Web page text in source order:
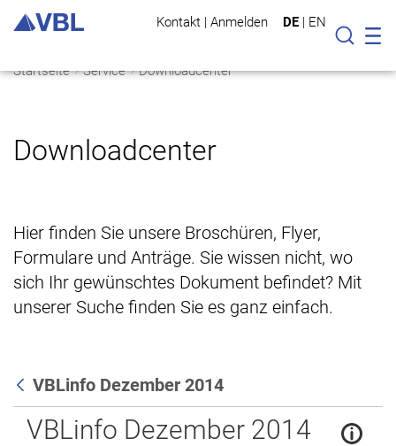
Kontakt | Anmelden DE | EN
Suche
Startseite Service Downloadcenter
Downloadcenter
Hier finden Sie unsere Broschüren, Flyer,
Formulare und Anträge. Sie wissen nicht, wo
sich Ihr gewünschtes Dokument befindet? Mit
unserer Suche finden Sie es ganz einfach.
Zurück
VBLinfo Dezember 2014
VBLinfo Dezember 2014